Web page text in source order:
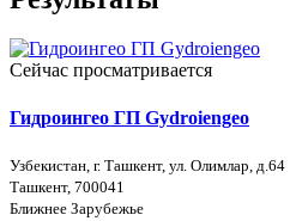
Сейчас просматривается
Гидроингео ГП Gydroiengeo
Узбекистан, г. Ташкент, ул. Олимлар, д.64
Ташкент, 700041
Ближнее Зарубежье